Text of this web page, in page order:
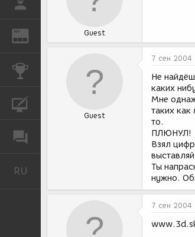
REN
КОНКУРСЫ
RU
Guest
Guest
7 сен 2004
Не
каких
Мне
таких
то.
ПЛЮНУЛ!
Взял
Ты
нужно.
7 сен 2004